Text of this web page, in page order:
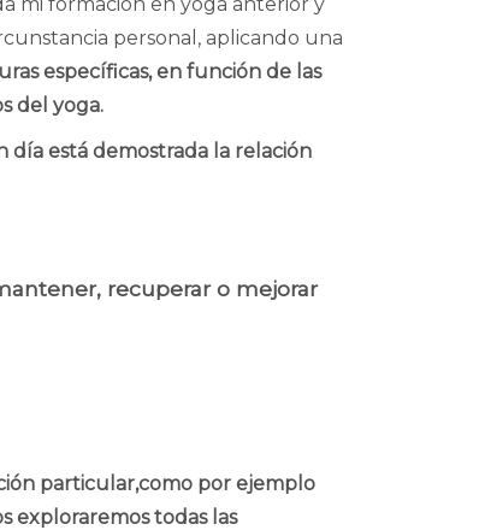
personal, aplicando una
específicas, en función de las
del yoga.
día está demostrada la relación
recuperar o mejorar
particular,como por ejemplo
exploraremos todas las